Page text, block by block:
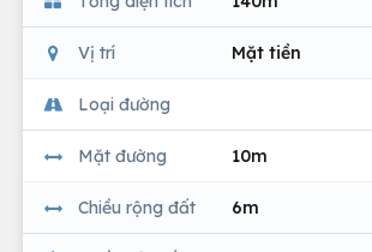
Vị trí Mặt tiền
Loại đường
Mặt đường 10m
Chiều rộng đất 6m